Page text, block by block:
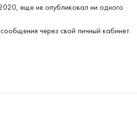
еще не опубликовал ни одного
через свой личный кабинет.